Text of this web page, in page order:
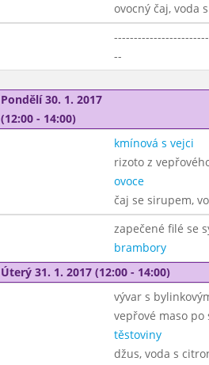
ovocný čaj, voda
--
Pondělí 30. 1. 2017
(12:00 - 14:00)
kmínová s vejci
rizoto z
ovoce
čaj se sirupem,
zapečené filé se
brambory
Úterý 31. 1. 2017 (12:00 - 14:00)
vývar s
vepřové maso po
těstoviny
džus, voda s